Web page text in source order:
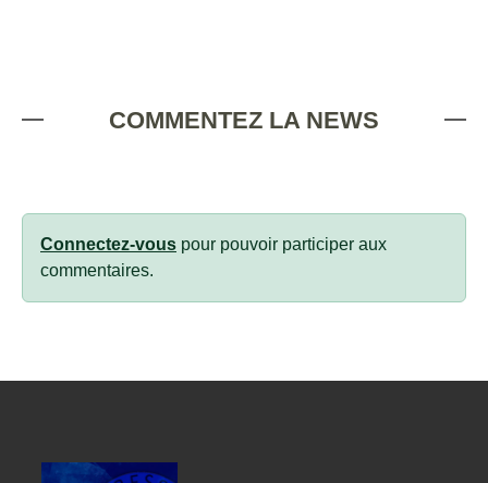
COMMENTEZ LA NEWS
Connectez-vous pour pouvoir participer aux
commentaires.